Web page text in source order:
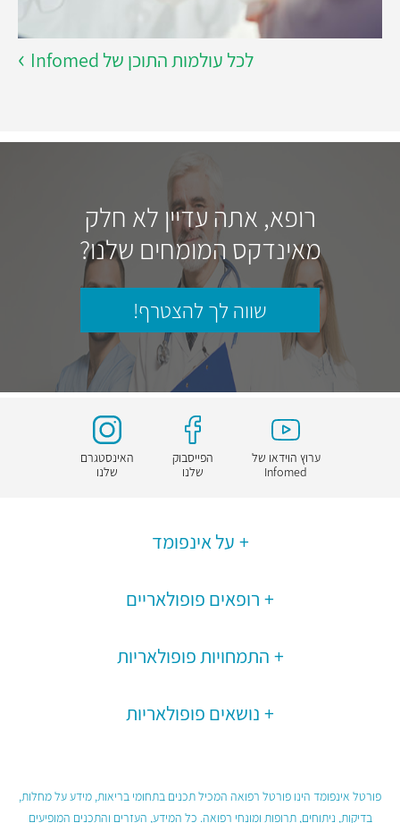
לכל עולמות התוכן של Infomed
רופא, אתה עדיין לא חלק
מאינדקס המומחים שלנו?
שווה לך להצטרף!
ערוץ הוידאו של
Infomed
הפייסבוק
שלנו
האינסטגרם
שלנו
על אינפומד
רופאים פופולאריים
התמחויות פופולאריות
נושאים פופולאריות
פורטל אינפומד הינו פורטל רפואה המכיל תכנים בתחומי בריאות, מידע על מחלות,
בדיקות, ניתוחים, תרופות ומונחי רפואה. כל המידע, העזרים והתכנים המופיעים